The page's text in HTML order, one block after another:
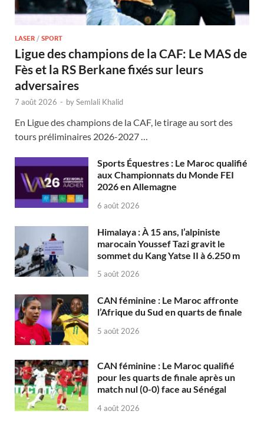
LASER / SPORT
Ligue des champions de la CAF: Le MAS de
Fès et la RS Berkane fixés sur leurs
adversaires
7 août 2026 - bySemlali Khalid
En Ligue des champions de la CAF, le tirage au sort des
tours préliminaires 2026-2027 …
Sports Équestres : Le Maroc qualifié
aux Championnats du Monde FEI
2026 en Allemagne
6 août 2026
Himalaya : À 15 ans, l’alpiniste
marocain Youssef Tazi gravit le
sommet du Kang Yatse II à 6.250 m
5 août 2026
CAN féminine : Le Maroc affronte
l’Afrique du Sud en quarts de finale
5 août 2026
CAN féminine : Le Maroc qualifié
pour les quarts de finale après un
match nul (0-0) face au Sénégal
4 août 2026